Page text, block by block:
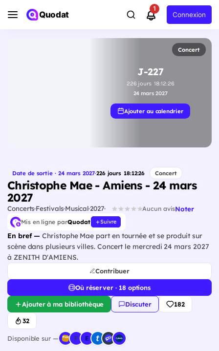
Quodat
1
Connexion
Concert
J-227
226 jours 18:12:26
24 mars 2027
Ajouter au calendrier
Date de sortie · 24 mars 2027·226 jours 18:12:26 Concert
Christophe Mae - Amiens - 24 mars
2027
Concerts FestivalsMusical 2027 Aucun avisNoter
Mis en ligne parQuodat Suivre
En bref — Christophe Mae part en tournée et se produit sur
scène dans plusieurs villes. Concert le mercredi 24 mars 2027
à ZENITH D'AMIENS.
Contribuer
Où réserver · 18 options
Ajouter à ma bibliothèque Discuter 182
32
Disponible sur —